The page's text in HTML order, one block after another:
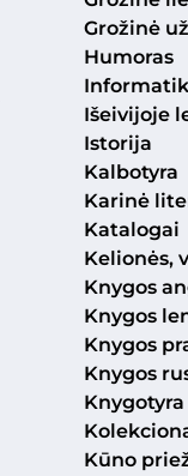
Grožinė
Humoras
Išeivijoje
Istorija
Kalbotyra
Karinė
Katalogai
Kelionės,
Knygos
Knygos
Knygos
Knygos
Knygotyra
Kūno